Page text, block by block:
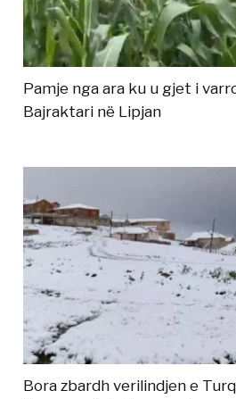
Pamje nga ara ku u gjet i
Bajraktari në Lipjan
Bora zbardh verilindjen e